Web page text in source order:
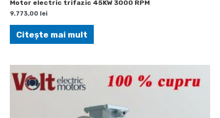
Motor electric trifazic 45KW 3000 RPM
9.773,00 lei
Citește mai mult